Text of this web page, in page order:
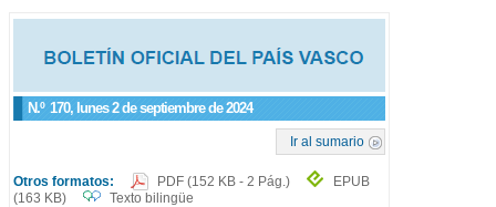
N.º 170, lunes 2 de septiembre de 2024
Ir al sumario
Otros formatos: PDF (152 KB - 2 Pág.)
EPUB
(163 KB)
Texto bilingüe